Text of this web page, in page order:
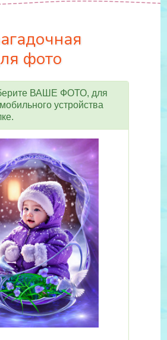
фото
ВАШЕ ФОТО, для
устройства